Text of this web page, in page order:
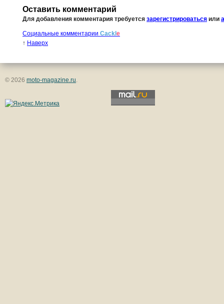
Оставить комментарий
Для добавления комментария требуется зарегистрироваться или
Социальные комментарии Cackl e
↑ Наверх
© 2026 moto-magazine.ru.